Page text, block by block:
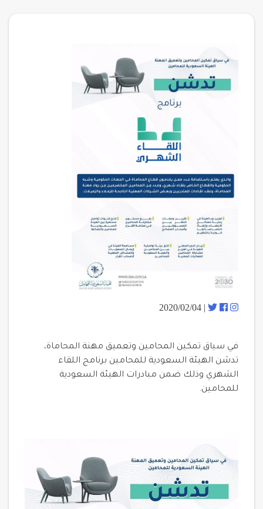
| 2020/02/04
في سياق تمكين المحامين وتعميق مهنة المحاماة،
تدشن الهيئة السعودية للمحامينبرنامج اللقاء
الشهري وذلك ضمنمبادرات الهيئة السعودية
للمحامين.